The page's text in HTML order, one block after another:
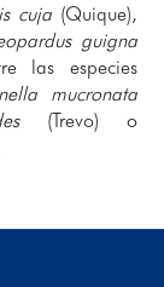
cuja(Quique),
guigna
las especies
mucronata
(Trevo) o